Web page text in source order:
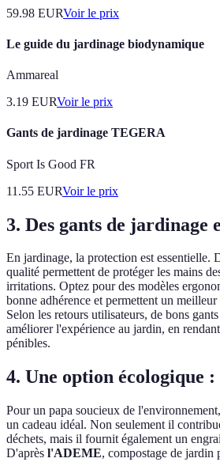
59.98 EURVoir le prix
Le guide du jardinage biodynamique
Ammareal
3.19 EURVoir le prix
Gants de jardinage TEGERA
Sport Is Good FR
11.55 EURVoir le prix
3. Des gants de jardinage
En jardinage, la protection est essentielle.
qualité permettent de protéger les mains
irritations. Optez pour des modèles
bonne adhérence et permettent un
Selon les retours utilisateurs, de bons
améliorer l'expérience au jardin, en
pénibles.
4. Une option écologique
Pour un papa soucieux de
un cadeau idéal. Non seulement il
déchets, mais il fournit également un
D'après l'ADEME, compostage de jardin